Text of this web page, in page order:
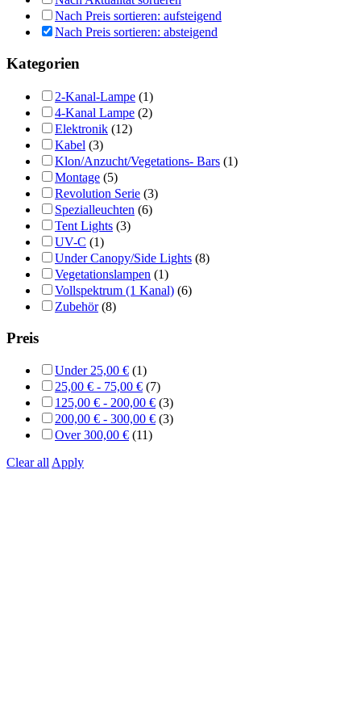
Nach Preis sortieren: aufsteigend
Nach Preis sortieren: absteigend
Kategorien
2-Kanal-Lampe (1)
4-Kanal Lampe (2)
Elektronik (12)
Kabel (3)
Klon/Anzucht/Vegetations- Bars (1)
Montage (5)
Revolution Serie (3)
Spezialleuchten (6)
Tent Lights (3)
UV-C (1)
Under Canopy/Side Lights (8)
Vegetationslampen (1)
Vollspektrum (1 Kanal) (6)
Zubehör (8)
Preis
Under 25,00 € (1)
25,00 € - 75,00 € (7)
125,00 € - 200,00 € (3)
200,00 € - 300,00 € (3)
Over300,00 € (11)
Clear all Apply